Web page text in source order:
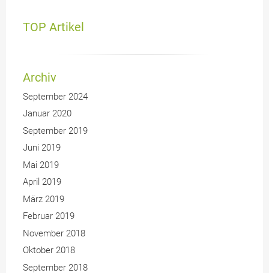
TOP Artikel
Archiv
September 2024
Januar 2020
September 2019
Juni 2019
Mai 2019
April 2019
März 2019
Februar 2019
November 2018
Oktober 2018
September 2018